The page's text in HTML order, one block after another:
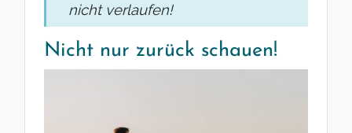
nicht verlaufen!
Nicht nur zurück schauen!